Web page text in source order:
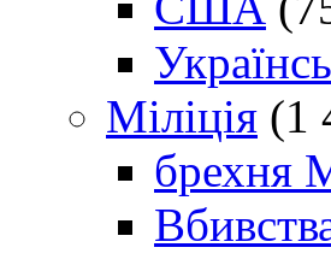
Міліція (1
брехня